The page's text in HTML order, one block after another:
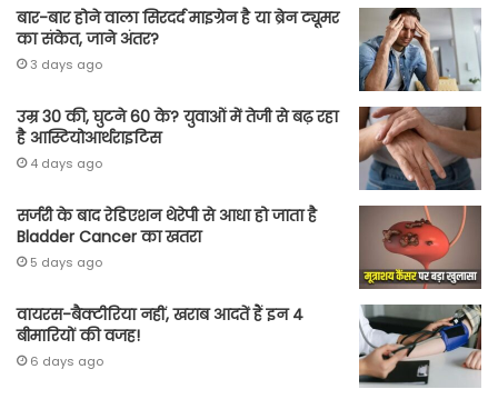
बार-बार होने वाला सिरदर्द माइग्रेन है या ब्रेन ट्यूमर
का संकेत, जाने अंतर?
3 days ago
उम्र 30 की, घुटने 60 के? युवाओं में तेजी से बढ़ रहा
है आस्टियोआर्थराइटिस
4 days ago
सर्जरी के बाद रेडिएशन थेरेपी से आधा हो जाता है
Bladder Cancer का खतरा
5 days ago
वायरस-बैक्टीरिया नहीं, खराब आदतें हैं इन 4
बीमारियों की वजह!
6 days ago